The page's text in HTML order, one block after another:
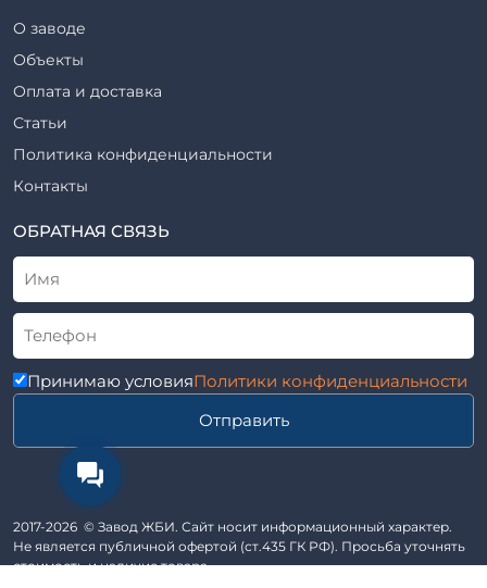
Фермы железобетонные
Фундаментные блоки
Фундаменты железобетонные
Шахты лифтов железобетонные
Шпалы железобетонные
Элементы благоустройства
Трубы асбоцементные
Приставки железобетонные (пасынки) Серия 3.407-57 и
ГОСТ 14295-75
Лестничные марши
Автопавильоны
Анкера железобетонные
Балки железобетонные
Блоки железобетонные
Диафрагмы жесткости железобетонные
Кабины санитарно-технические
Серия
ТП
ТПР
Шифр
Рабочие чертежи
ВСН
ТУ
Альбом
О заводе
Объекты
Оплата и доставка
Статьи
Политика конфиденциальности
Контакты
ОБРАТНАЯ СВЯЗЬ
Принимаю условияПолитики конфиденциальности
Отправить
2017-2026 © Завод ЖБИ. Сайт носит информационный характер.
Не является публичной офертой (ст.435 ГК РФ). Просьба уточнять
стоимость и наличие товара.